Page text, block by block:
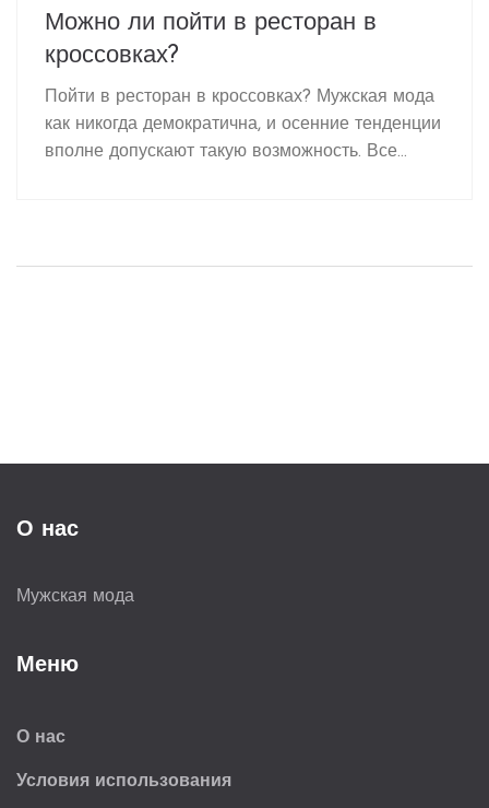
Можно ли пойти в ресторан в
кроссовках?
Пойти в ресторан в кроссовках? Мужская мода
как никогда демократична, и осенние тенденции
вполне допускают такую возможность. Все
О нас
Мужская мода
Меню
О нас
Условия использования